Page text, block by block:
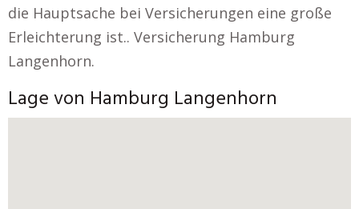
die Hauptsache bei Versicherungen eine große
Erleichterung ist.. Versicherung Hamburg
Langenhorn.
Lage von Hamburg Langenhorn